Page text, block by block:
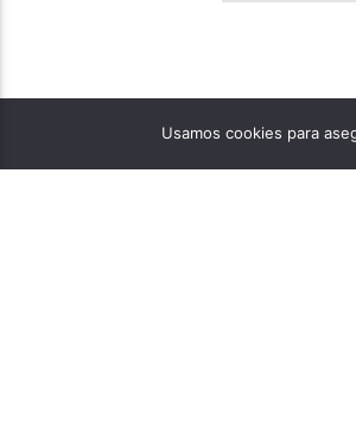
Usamos cookies para